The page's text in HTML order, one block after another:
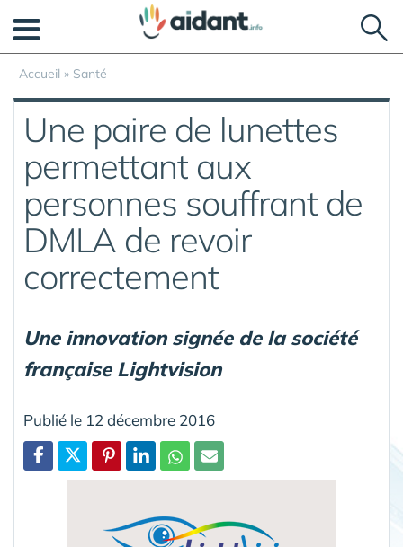
Accueil » Santé
Une paire de lunettes
permettant aux
personnes souffrant de
DMLA de revoir
correctement
Une innovation signée de la société
française Lightvision
Publié le 12 décembre 2016
Partager
Panneau de gestion des cookies